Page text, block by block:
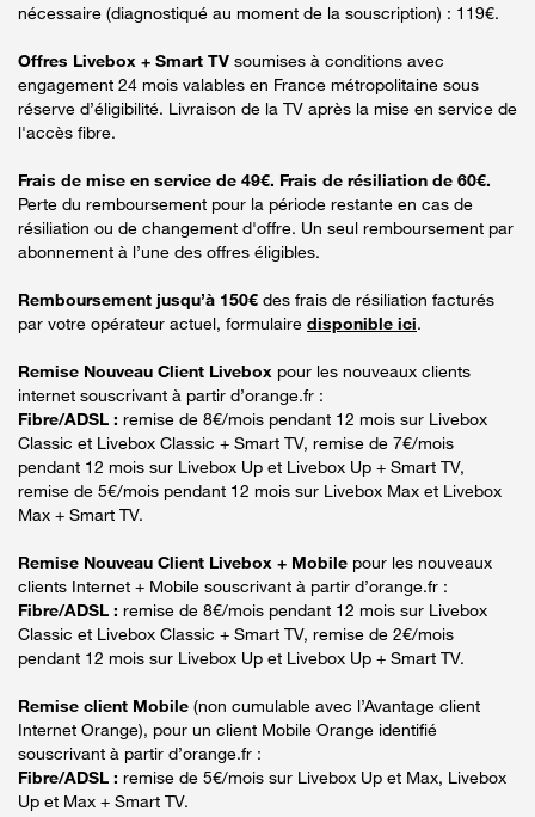
nécessaire (diagnostiqué au moment de la souscription) : 119€.
Offres Livebox + Smart TV soumises à conditions avec
engagement 24 mois valables en France métropolitaine sous
réserve d’éligibilité. Livraison de la TV après la mise en service de
l'accès fibre.
Frais de mise en service de 49€. Frais de résiliation de 60€.
Perte du remboursement pour la période restante en cas de
résiliation ou de changement d'offre. Un seul remboursement par
abonnement à l’une des offres éligibles.
Remboursement jusqu’à 150€ des frais de résiliation facturés
par votre opérateur actuel, formulaire disponible ici.
Remise Nouveau Client Livebox pour les nouveaux clients
internet souscrivant à partir d’orange.fr :
Fibre/ADSL : remise de 8€/mois pendant 12 mois sur Livebox
Classic et Livebox Classic + Smart TV, remise de 7€/mois
pendant 12 mois sur Livebox Up et Livebox Up + Smart TV,
remise de 5€/mois pendant 12 mois sur Livebox Max et Livebox
Max + Smart TV.
Remise Nouveau Client Livebox + Mobile pour les nouveaux
clients Internet + Mobile souscrivant à partir d’orange.fr :
Fibre/ADSL : remise de 8€/mois pendant 12 mois sur Livebox
Classic et Livebox Classic + Smart TV, remise de 2€/mois
pendant 12 mois sur Livebox Up et Livebox Up + Smart TV.
Remise client Mobile (non cumulable avec l’Avantage client
Internet Orange), pour un client Mobile Orange identifié
souscrivant à partir d’orange.fr :
Fibre/ADSL : remise de 5€/mois sur Livebox Up et Max, Livebox
Up et Max + Smart TV.